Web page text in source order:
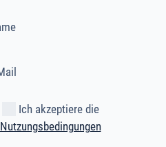
Ich akzeptiere die
Nutzungsbedingungen